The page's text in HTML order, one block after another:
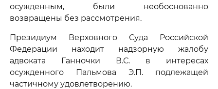
осужденным, были необоснованно
возвращены без рассмотрения.
Президиум Верховного Суда Российской
Федерации находит надзорную жалобу
адвоката Ганночки В.С. в интересах
осужденного Пальмова Э.П. подлежащей
частичному удовлетворению.